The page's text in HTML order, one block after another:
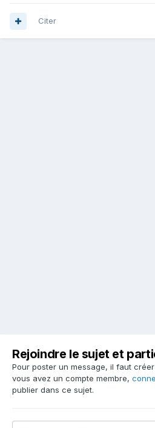
Citer
Rejoindre le sujet et
Pour poster un message, il faut
vous avez un compte membre,
publier dans ce sujet.